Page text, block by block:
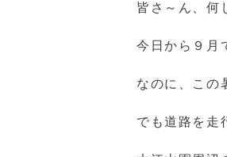
皆さ～ん、何
今日から９月
なのに、この
でも道路を走